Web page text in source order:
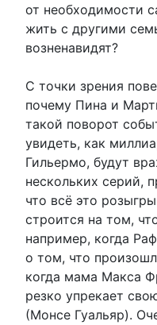
от необходимости
жить с другими
возненавидят?
С точки зрения
почему Пина и
такой поворот
увидеть, как
Гильермо, будут
нескольких серий,
что всё это
строится на том,
например, когда
о том, что
когда мама Макса
резко упрекает
(Монсе Гуальяр).